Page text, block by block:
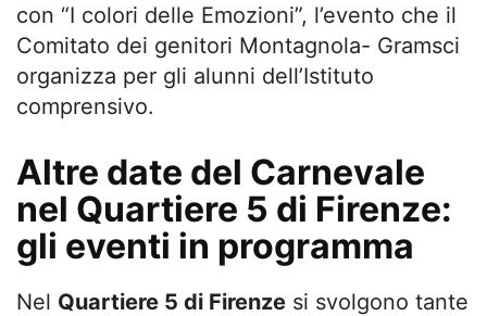
con “I colori delle Emozioni”, l’evento che il
Comitato dei genitori Montagnola- Gramsci
organizza per gli alunni dell’Istituto
comprensivo.
Altre date del Carnevale
nel Quartiere 5 di Firenze:
gli eventi in programma
Nel Quartiere 5 di Firenze si svolgono tante